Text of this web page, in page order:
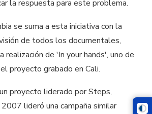
la respuesta para este problema.
se suma a esta iniciativa con la
de todos los documentales,
realización de 'In your hands', uno de
proyecto grabado en Cali.
proyecto liderado por Steps,
lideró una campaña similar